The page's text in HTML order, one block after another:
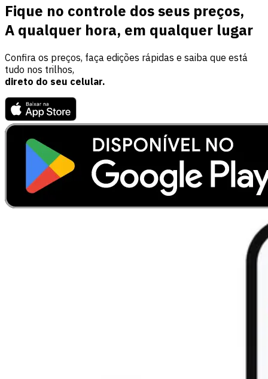
Fique no controle dos seus preços,
A qualquer hora, em qualquer lugar
Confira os preços, faça edições rápidas e saiba que está
tudo nos trilhos,
direto do seu celular.